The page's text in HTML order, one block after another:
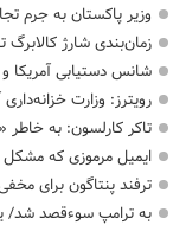
وزیر پاکستان به جرم
زمان‌بندی شارژ کالابرگ
شانس دستیابی آمریکا و
رویترز: وزارت
تاکر کارلسون: به
ایمیل مرموزی که مشکل
ترفند پنتاگون برای
به ترامپ سوءقصد شد/ یک فرد ۳۸ ساله با